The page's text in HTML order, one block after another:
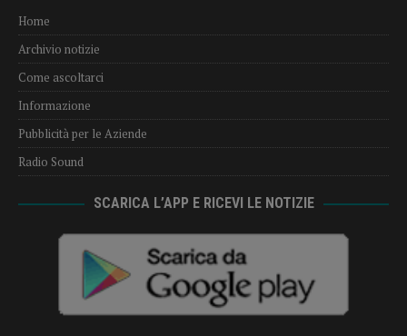
Home
Archivio notizie
Come ascoltarci
Informazione
Pubblicità per le Aziende
Radio Sound
SCARICA L’APP E RICEVI LE NOTIZIE